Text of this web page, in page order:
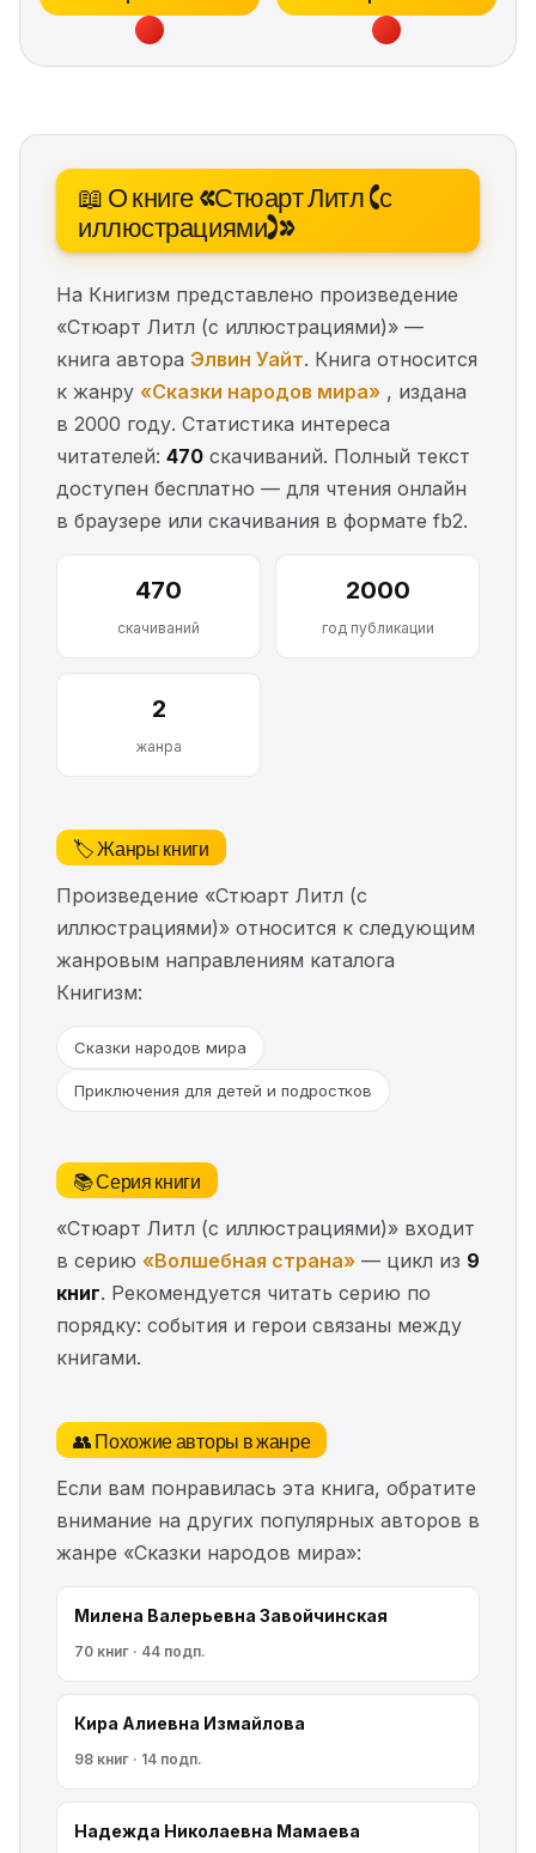
📖 О книге «Стюарт Литл (с
иллюстрациями)»
На Книгизм представлено произведение
«Стюарт Литл (с иллюстрациями)» —
книга автора Элвин Уайт. Книга относится
к жанру «Сказки народов мира» , издана
в 2000 году. Статистика интереса
читателей: 470 скачиваний. Полный текст
доступен бесплатно — для чтения онлайн
в браузере или скачивания в формате fb2.
470
скачиваний
2000
год публикации
2
жанра
🏷️ Жанры книги
Произведение «Стюарт Литл (с
иллюстрациями)» относится к следующим
жанровым направлениям каталога
Книгизм:
Сказки народов мира
Приключения для детей и подростков
📚 Серия книги
«Стюарт Литл (с иллюстрациями)» входит
в серию «Волшебная страна» — цикл из 9
книг. Рекомендуется читать серию по
порядку: события и герои связаны между
книгами.
👥 Похожие авторы в жанре
Если вам понравилась эта книга, обратите
внимание на других популярных авторов в
жанре «Сказки народов мира»:
Милена Валерьевна Завойчинская
70 книг · 44 подп.
Кира Алиевна Измайлова
98 книг · 14 подп.
Надежда Николаевна Мамаева